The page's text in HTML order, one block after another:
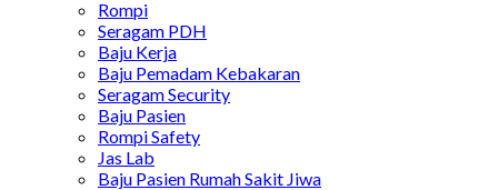
Rompi
Seragam PDH
Baju Kerja
Baju Pemadam Kebakaran
Seragam Security
Baju Pasien
Rompi Safety
Jas Lab
Baju Pasien Rumah Sakit Jiwa